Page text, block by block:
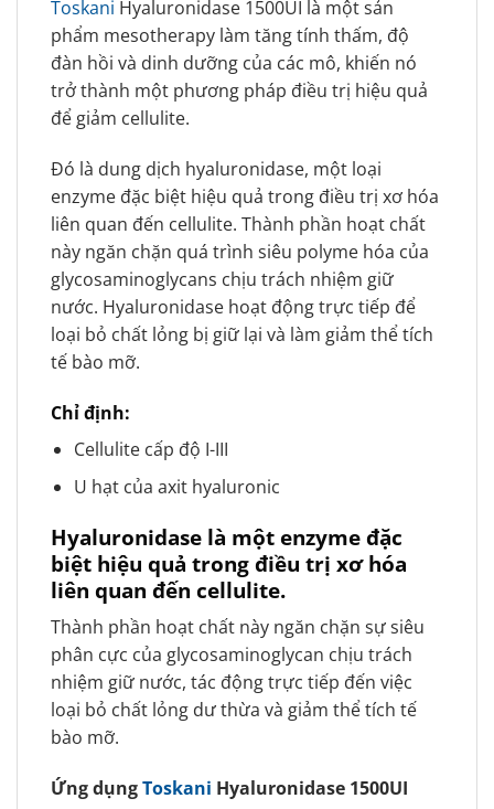
Toskani Hyaluronidase 1500UI là một sản
phẩm mesotherapy làm tăng tính thấm, độ
đàn hồi và dinh dưỡng của các mô, khiến nó
trở thành một phương pháp điều trị hiệu quả
để giảm cellulite.
Đó là dung dịch hyaluronidase, một loại
enzyme đặc biệt hiệu quả trong điều trị xơ hóa
liên quan đến cellulite. Thành phần hoạt chất
này ngăn chặn quá trình siêu polyme hóa của
glycosaminoglycans chịu trách nhiệm giữ
nước. Hyaluronidase hoạt động trực tiếp để
loại bỏ chất lỏng bị giữ lại và làm giảm thể tích
tế bào mỡ.
Chỉ định:
Cellulite cấp độ I-III
U hạt của axit hyaluronic
Hyaluronidase là một enzyme đặc
biệt hiệu quả trong điều trị xơ hóa
liên quan đến cellulite.
Thành phần hoạt chất này ngăn chặn sự siêu
phân cực của glycosaminoglycan chịu trách
nhiệm giữ nước, tác động trực tiếp đến việc
loại bỏ chất lỏng dư thừa và giảm thể tích tế
bào mỡ.
Ứng dụngToskani Hyaluronidase 1500UI